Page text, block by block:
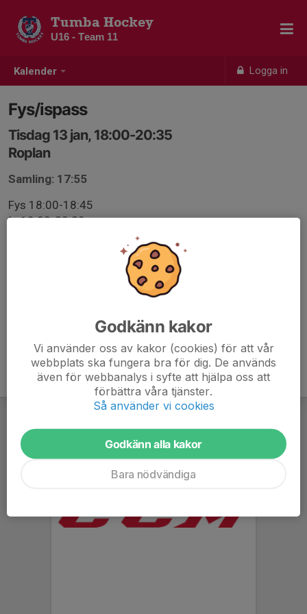
Kalender Logga in
Tumba Hockey
U16 - Team 11
Fys/ispass
Tisdag 13 jan, 18:00-20:35
Roplan
Samling: 17:55
Fys 18:00-18:45
Is 19:00-20:20
Godkänn kakor
Vi använder oss av kakor (cookies) för att vår
webbplats ska fungera bra för dig. De används
även för webbanalys i syfte att hjälpa oss att
förbättra våra tjänster.
Så använder vi cookies
Godkänn alla kakor
Bara nödvändiga